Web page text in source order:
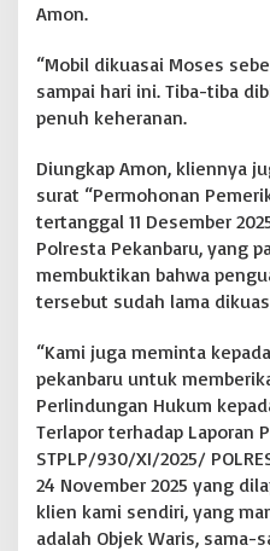
Amon.
“Mobil dikuasai Moses
sampai hari ini. Tiba-tiba
penuh keheranan.
Diungkap Amon, kliennya
surat “Permohonan
tertanggal 11 Desember
Polresta Pekanbaru, yang
membuktikan bahwa
tersebut sudah lama
“Kami juga meminta
pekanbaru untuk
Perlindungan Hukum
Terlapor terhadap Laporan
STPLP/930/XI/2025/
24 November 2025 yang
klien kami sendiri, yang
adalah Objek Waris, sama-